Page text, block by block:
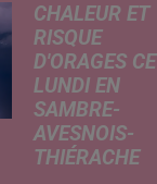
CHALEUR ET
RISQUE
D'ORAGES CE
LUNDI EN
SAMBRE-
AVESNOIS-
THIÉRACHE